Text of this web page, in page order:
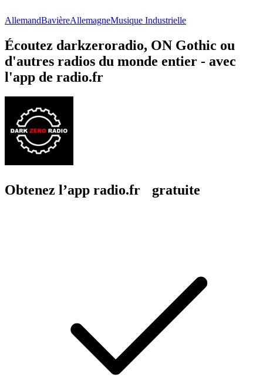
AllemandBavièreAllemagneMusique Industrielle
Écoutez darkzeroradio, ON Gothic ou
d'autres radios du monde entier - avec
l'app de radio.fr
Obtenez l’app radio.fr gratuite